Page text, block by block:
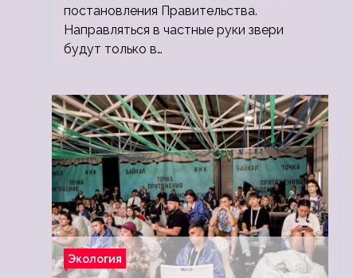
постановления Правительства.
Направляться в частные руки звери
будут только в…
Экология